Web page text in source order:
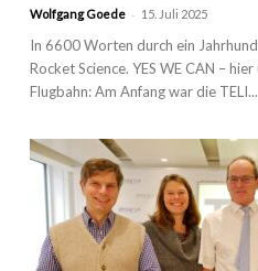
Wolfgang Goede - 15. Juli 2025
In 6600 Worten durch ein
Rocket Science. YES WE CAN –
Flugbahn: Am Anfang war die TELI...